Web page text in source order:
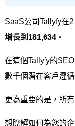
SaaS公司Tallyfy在
增長到 181,634 。
在這個Tallyfy的
數千個潛在客戶遵
更為重要的是，所
想瞭解如何為您的